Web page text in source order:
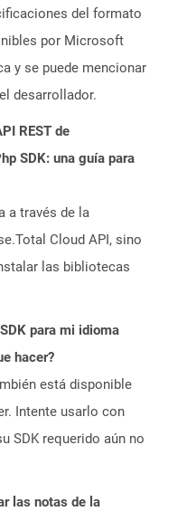
del formato
por Microsoft
y se puede mencionar
desarrollador.
REST de
SDK: una guía para
a través de la
Cloud API, sino
las bibliotecas
para mi idioma
hacer?
está disponible
Intente usarlo con
SDK requerido aún no
las notas de la